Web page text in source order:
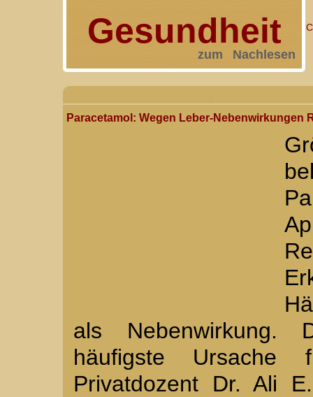
Gesundheit
zum Nachlesen
Paracetamol: Wegen Leber-Nebenwirkungen
als Nebenwirkung.
häufigste Ursache
Privatdozent Dr. Ali